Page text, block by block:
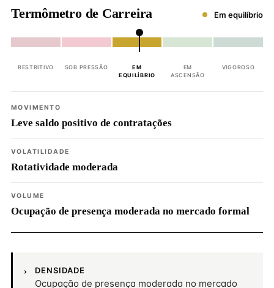
Termômetro de Carreira Em equilíbrio
RESTRITIVO SOB PRESSÃO
EM
EQUILÍBRIO
EM
ASCENSÃO
VIGOROSO
MOVIMENTO
Leve saldo positivo de contratações
VOLATILIDADE
Rotatividade moderada
VOLUME
Ocupação de presença moderada no mercado formal
DENSIDADE
Ocupação de presença moderada no mercado